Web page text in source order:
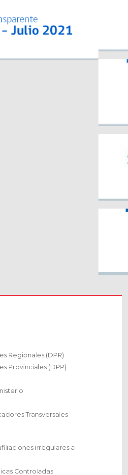
Regionales (DPR)
Provinciales (DPP)
Transversales
irregulares a
Controladas